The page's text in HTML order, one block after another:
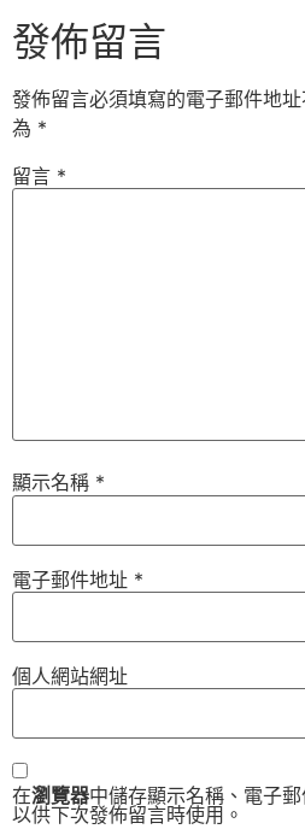
發佈留言
發佈留言必須填寫的電子郵件地址
為 *
留言 *
顯示名稱 *
電子郵件地址 *
個人網站網址
在瀏覽器中儲存顯示名稱、電子
以供下次發佈留言時使用。